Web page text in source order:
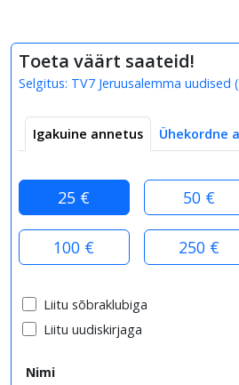
Toeta väärt saateid!
Selgitus: TV7 Jeruusalemma uudised (
Igakuine annetus Ühekordne
25 € 50 €
100 € 250 €
Liitu sõbraklubiga
Liitu uudiskirjaga
Nimi